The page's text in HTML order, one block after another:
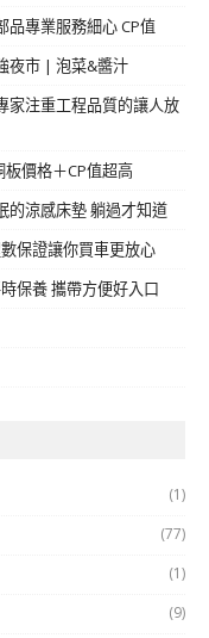
品專業服務細心 CP值
夜市 | 泡菜&醬汁
家注重工程品質的讓人放
價格＋CP值超高
的涼感床墊 躺過才知道
保證讓你買車更放心
保養 攜帶方便好入口
(1)
(77)
(1)
(9)